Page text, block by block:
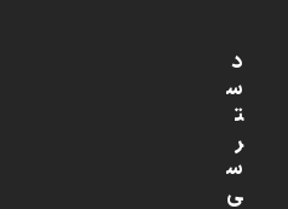
د
س
ت
ر
س
ی